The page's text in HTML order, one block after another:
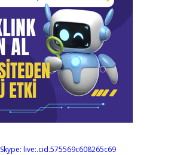
Skype: live:.cid.575569c608265c69